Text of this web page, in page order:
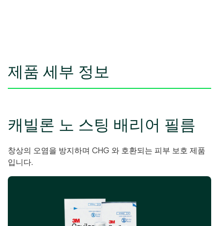
제품 세부 정보
캐빌론 노 스팅 배리어 필름
창상의 오염을 방지하며 CHG 와 호환되는 피부 보호 제품
입니다.